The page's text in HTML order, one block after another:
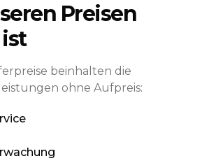
Preisen
beinhalten die
ohne Aufpreis: